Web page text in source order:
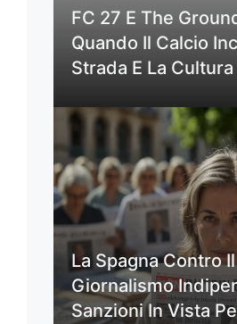
FC 27 E The
Quando Il Calcio
Strada E La
La Spagna Contro Il
Giornalismo
Sanzioni In Vista